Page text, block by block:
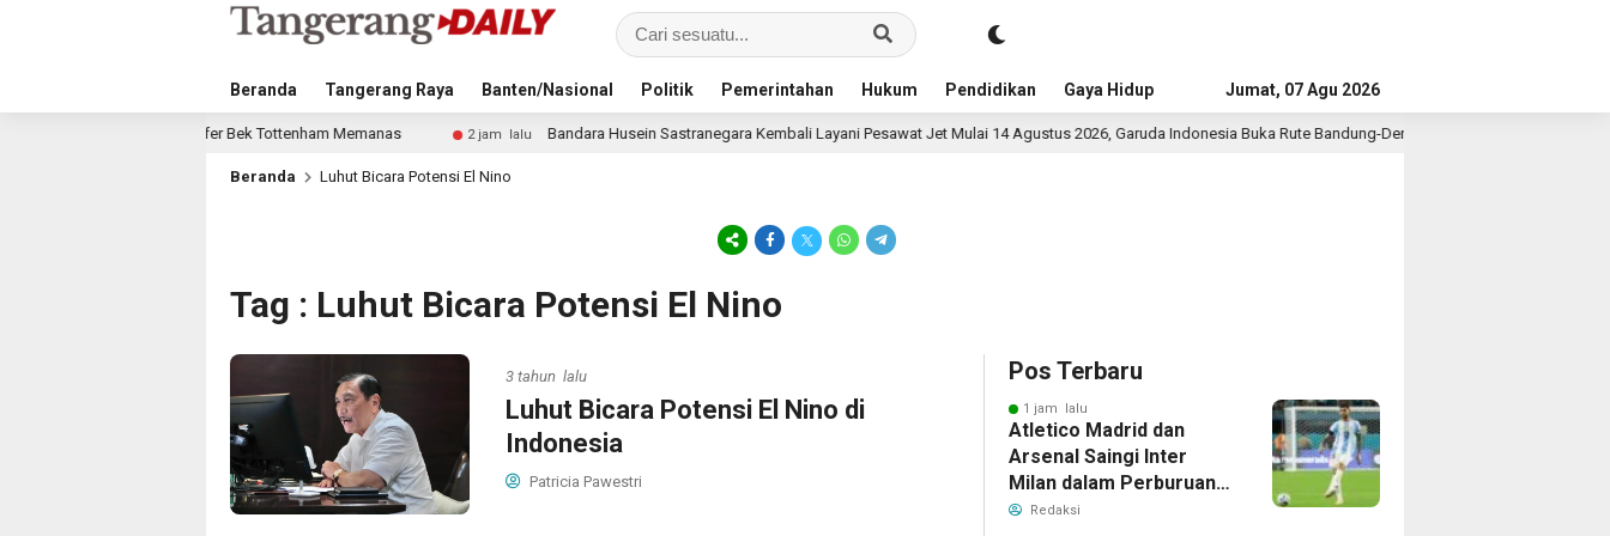
Beranda Tangerang Raya Banten/Nasional Politik Pemerintahan Hukum Pendidikan Gaya Hidup Advertorial
Jumat, 07 Agu 2026
Transfer Bek Tottenham Memanas 2 jam lalu Bandara Husein Sastranegara Kembali Layani Pesawat Jet Mulai 14 Agustus 2026, Garuda Indonesia Buka Rute Bandung-Denpasar 3 jam lalu
Beranda Luhut Bicara Potensi El Nino
Tag : Luhut Bicara Potensi El Nino
3 tahun lalu
Luhut Bicara Potensi El Nino di
Indonesia
Patricia Pawestri
Pos Terbaru
1 jam lalu
Atletico Madrid dan
Arsenal Saingi Inter
Milan dalam Perburuan
Cristian Romero,
Redaksi